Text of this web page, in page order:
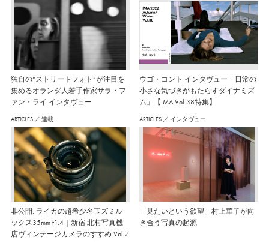
独自の“ストリートフォト”が注目を
集めるオランダ人若手作家サラ・フ
ァン・ライ インタヴュー
ウゴ・コント インタヴュー「日常の
小さな気づきがもたらすダイナミズ
ム」【IMA Vol.38特集】
ARTICLES ／ 連載
非公開: ライカの超希少名玉ズミル
ックス35mm f1.4｜新宿 北村写真機
店ヴィンテージカメラのすすめ Vol.7
ARTICLES ／ インタヴュー
「見たいという欲望」村上華子が向
き合う写真の起源